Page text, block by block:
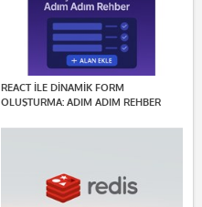
REACT ILE DINAMIK FORM
OLUŞTURMA: ADIM ADIM REHBER